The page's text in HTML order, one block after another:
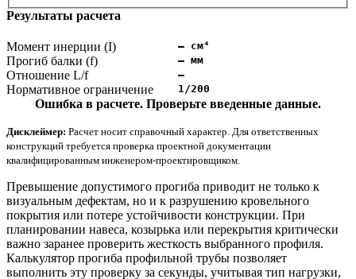
Результаты расчета
Момент инерции (I) – см⁴
Прогиб балки (f) – мм
Отношение L/f –
Нормативное ограничение 1/200
Ошибка в расчете. Проверьте введенные данные.
Дисклеймер: Расчет носит справочный характер. Для ответственных
конструкций требуется проверка проектной документации
квалифицированным инженером-проектировщиком.
Превышение допустимого прогиба приводит не только к
визуальным дефектам, но и к разрушению кровельного
покрытия или потере устойчивости конструкции. При
планировании навеса, козырька или перекрытия критически
важно заранее проверить жесткость выбранного профиля.
Калькулятор прогиба профильной трубы позволяет
выполнить эту проверку за секунды, учитывая тип нагрузки,